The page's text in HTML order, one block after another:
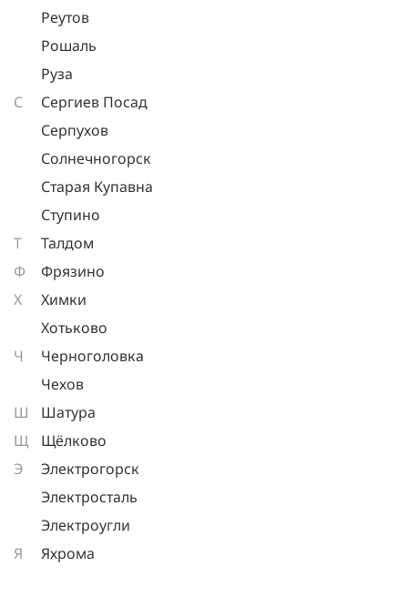
Реутов
Рошаль
Руза
С
Сергиев Посад
Серпухов
Солнечногорск
Старая Купавна
Ступино
Т
Талдом
Ф
Фрязино
Х
Химки
Хотьково
Ч
Черноголовка
Чехов
Ш
Шатура
Щ
Щёлково
Э
Электрогорск
Электросталь
Электроугли
Я
Яхрома